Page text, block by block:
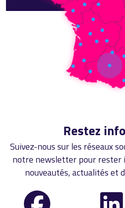
Restez
Suivez-nous sur les réseaux
notre newsletter pour rester
nouveautés, actualités et